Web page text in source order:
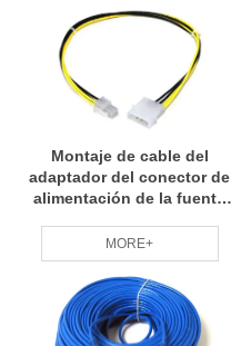
Montaje de cable del
adaptador del conector de
alimentación de la fuente
12V de 4 pines
personalizado
MORE+